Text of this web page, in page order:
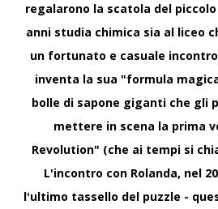
regalarono la scatola del
anni studia chimica sia al liceo
un fortunato e casuale incontro
inventa la sua "formula
bolle di sapone giganti che gli
mettere in scena la prima
Revolution" (che ai tempi si
L'incontro con Rolanda, nel
l'ultimo tassello del puzzle -